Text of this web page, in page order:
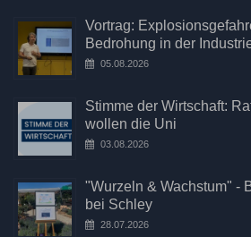
Vortrag:
Bedrohung in der
05.08.2026
Stimme der Wirtschaft:
wollen die Uni
03.08.2026
"Wurzeln & Wachstum" -
bei Schley
28.07.2026